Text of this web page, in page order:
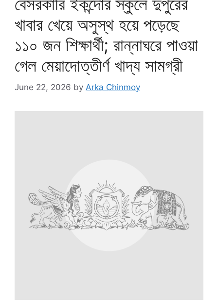
খাবার খেয়ে অসুস্থ হয়ে পড়েছে
১১০ জন শিক্ষার্থী; রান্নাঘরে পাওয়া
গেল মেয়াদোত্তীর্ণ খাদ্য সামগ্রী
June 22, 2026 by Arka Chinmoy